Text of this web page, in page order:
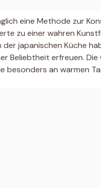
eine Methode zur
zu einer wahren
der japanischen Küche
Beliebtheit erfreuen. Die
besonders an warmen